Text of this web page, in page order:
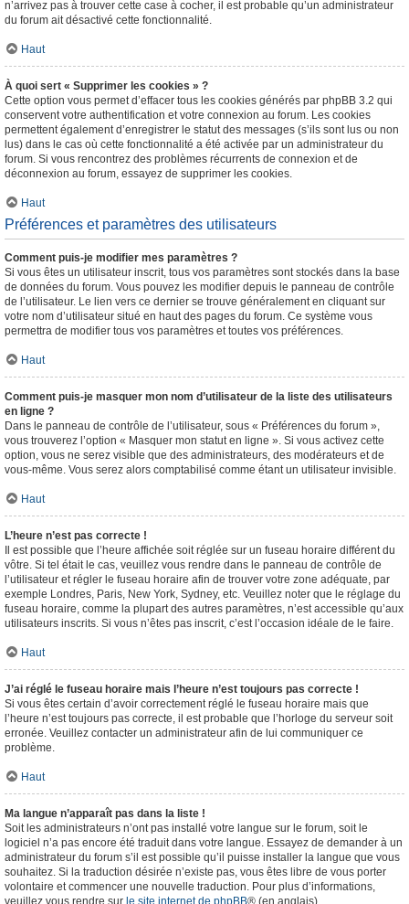
n’arrivez pas à trouver cette case à cocher, il est probable qu’un administrateur
du forum ait désactivé cette fonctionnalité.
Haut
À quoi sert « Supprimer les cookies » ?
Cette option vous permet d’effacer tous les cookies générés par phpBB 3.2 qui
conservent votre authentification et votre connexion au forum. Les cookies
permettent également d’enregistrer le statut des messages (s’ils sont lus ou non
lus) dans le cas où cette fonctionnalité a été activée par un administrateur du
forum. Si vous rencontrez des problèmes récurrents de connexion et de
déconnexion au forum, essayez de supprimer les cookies.
Haut
Préférences et paramètres des utilisateurs
Comment puis-je modifier mes paramètres ?
Si vous êtes un utilisateur inscrit, tous vos paramètres sont stockés dans la base
de données du forum. Vous pouvez les modifier depuis le panneau de contrôle
de l’utilisateur. Le lien vers ce dernier se trouve généralement en cliquant sur
votre nom d’utilisateur situé en haut des pages du forum. Ce système vous
permettra de modifier tous vos paramètres et toutes vos préférences.
Haut
Comment puis-je masquer mon nom d’utilisateur de la liste des utilisateurs
en ligne ?
Dans le panneau de contrôle de l’utilisateur, sous « Préférences du forum »,
vous trouverez l’option « Masquer mon statut en ligne ». Si vous activez cette
option, vous ne serez visible que des administrateurs, des modérateurs et de
vous-même. Vous serez alors comptabilisé comme étant un utilisateur invisible.
Haut
L’heure n’est pas correcte !
Il est possible que l’heure affichée soit réglée sur un fuseau horaire différent du
vôtre. Si tel était le cas, veuillez vous rendre dans le panneau de contrôle de
l’utilisateur et régler le fuseau horaire afin de trouver votre zone adéquate, par
exemple Londres, Paris, New York, Sydney, etc. Veuillez noter que le réglage du
fuseau horaire, comme la plupart des autres paramètres, n’est accessible qu’aux
utilisateurs inscrits. Si vous n’êtes pas inscrit, c’est l’occasion idéale de le faire.
Haut
J’ai réglé le fuseau horaire mais l’heure n’est toujours pas correcte !
Si vous êtes certain d’avoir correctement réglé le fuseau horaire mais que
l’heure n’est toujours pas correcte, il est probable que l’horloge du serveur soit
erronée. Veuillez contacter un administrateur afin de lui communiquer ce
problème.
Haut
Ma langue n’apparaît pas dans la liste !
Soit les administrateurs n’ont pas installé votre langue sur le forum, soit le
logiciel n’a pas encore été traduit dans votre langue. Essayez de demander à un
administrateur du forum s’il est possible qu’il puisse installer la langue que vous
souhaitez. Si la traduction désirée n’existe pas, vous êtes libre de vous porter
volontaire et commencer une nouvelle traduction. Pour plus d’informations,
veuillez vous rendre sur le site internet de phpBB® (en anglais).